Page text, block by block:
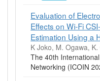
Evaluation of
Effects on Wi-Fi
Estimation Using a
K Joko, M. Ogawa,
The 40th
Networking (ICOIN